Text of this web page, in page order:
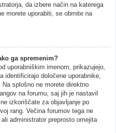
da izbere način na katerega
morete uporabiti, se obrnite na
ga spremenim?
uporabniškim imenom, prikazujejo,
identificirajo določene uporabnike,
splošno ne morete direktno
na forumu, saj jih je nastavil
izkoriščate za objavljanje po
rang. Večina forumov tega ne
administrator preprosto omejita